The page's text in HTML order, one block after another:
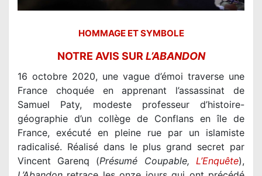
HOMMAGE ET SYMBOLE
NOTRE AVIS SUR L’ABANDON
16 octobre 2020, une vague d’émoi traverse une
France choquée en apprenant l’assassinat de
Samuel Paty, modeste professeur d’histoire-
géographie d’un collège de Conflans en île de
France, exécuté en pleine rue par un islamiste
radicalisé. Réalisé dans le plus grand secret par
Vincent Garenq (Présumé Coupable, L’Enquête),